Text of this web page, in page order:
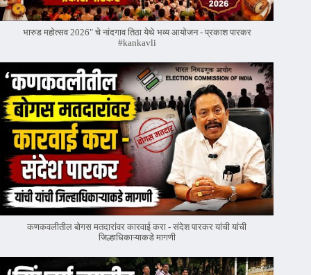
भारुड महोत्सव 2026" चे नांदगाव तिठा येथे भव्य आयोजन - प्रकाश पारकर
#kankavli
कणकवलीतील बोगस मतदारांवर‌ कारवाई करा - संदेश पारकर यांची यांची
जिल्हाधिकाऱ्याकडे मागणी